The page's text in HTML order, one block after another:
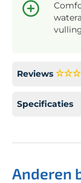
Reviews
Specificaties
Anderen